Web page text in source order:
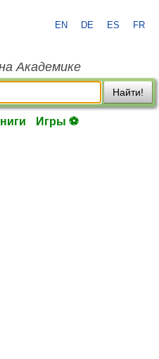
EN DE ES FR
Академике
Найти!
Игры ⚽